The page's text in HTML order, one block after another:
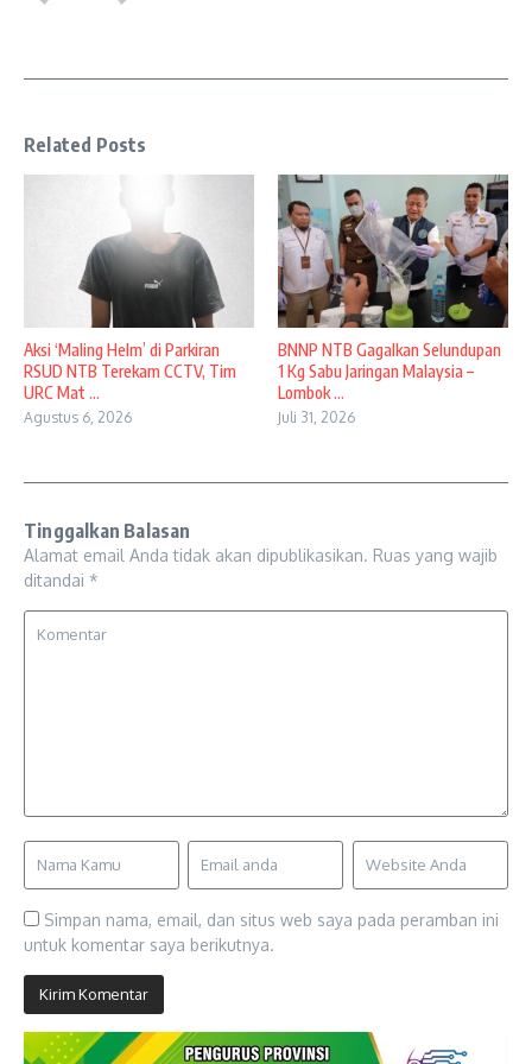
Related Posts
Aksi ‘Maling Helm’ di Parkiran
RSUD NTB Terekam CCTV, Tim
URC Mat ...
Agustus 6, 2026
BNNP NTB Gagalkan Selundupan
1 Kg Sabu Jaringan Malaysia –
Lombok ...
Juli 31, 2026
Tinggalkan Balasan
Alamat email Anda tidak akan dipublikasikan. Ruas yang wajib
ditandai *
Simpan nama, email, dan situs web saya pada peramban ini
untuk komentar saya berikutnya.